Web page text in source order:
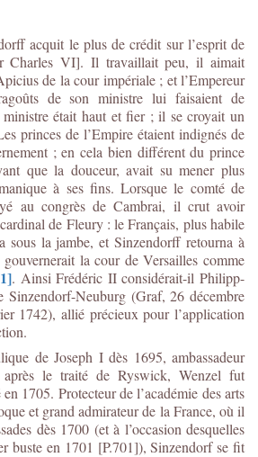
acquit le plus de crédit sur l’esprit de
Charles VI]. Il travaillait peu, il aimait
de la cour impériale ; et l’Empereur
de son ministre lui faisaient de
ministre était haut et fier ; il se croyait un
princes de l’Empire étaient indignés de
; en cela bien différent du prince
que la douceur, avait su mener plus
à ses fins. Lorsque le comté de
au congrès de Cambrai, il crut avoir
de Fleury : le Français, plus habile
sous la jambe, et Sinzendorff retourna à
la cour de Versailles comme
. Ainsi Frédéric II considérait-il Philipp-
Sinzendorf-Neuburg (Graf, 26 décembre
1742), allié précieux pour l’application
de Joseph I dès 1695, ambassadeur
après le traité de Ryswick, Wenzel fut
1705. Protecteur de l’académie des arts
et grand admirateur de la France, où il
dès 1700 (et à l’occasion desquelles
buste en 1701 [P.701]), Sinzendorf se fit